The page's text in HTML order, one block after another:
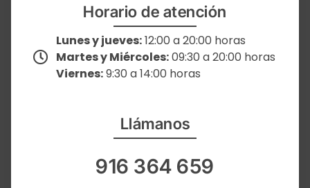
Horario de atención
Lunes y jueves:12:00 a 20:00 horas
Martes y Miércoles:09:30 a 20:00 horas
Viernes:9:30 a 14:00 horas
Llámanos
916 364 659